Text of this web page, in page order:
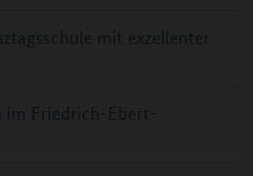
mit exzellenter
im Friedrich-Ebert-